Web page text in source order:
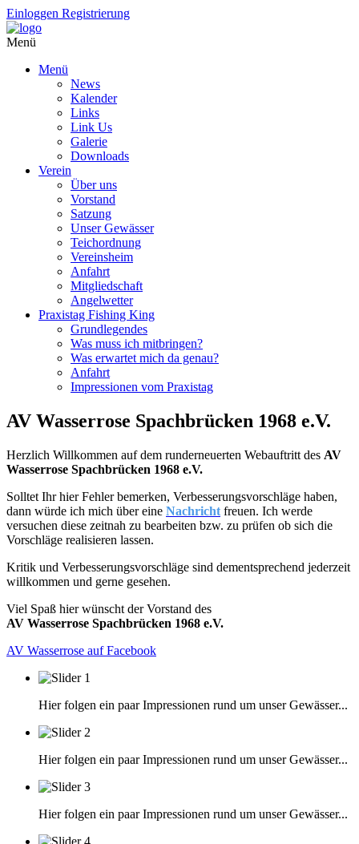
Einloggen Registrierung
Menü
Menü
News
Kalender
Links
Link Us
Galerie
Downloads
Verein
Über uns
Vorstand
Satzung
Unser Gewässer
Teichordnung
Vereinsheim
Anfahrt
Mitgliedschaft
Angelwetter
Praxistag Fishing King
Grundlegendes
Was muss ich mitbringen?
Was erwartet mich da genau?
Anfahrt
Impressionen vom Praxistag
AV Wasserrose Spachbrücken 1968 e.V.
Herzlich Willkommen auf dem runderneuerten Webauftritt des AV
Wasserrose Spachbrücken 1968 e.V.
Solltet Ihr hier Fehler bemerken, Verbesserungsvorschläge haben,
dann würde ich mich über eine Nachricht freuen. Ich werde
versuchen diese zeitnah zu bearbeiten bzw. zu prüfen ob sich die
Vorschläge realisieren lassen.
Kritik und Verbesserungsvorschläge sind dementsprechend jederzeit
willkommen und gerne gesehen.
Viel Spaß hier wünscht der Vorstand des
AV Wasserrose Spachbrücken 1968 e.V.
AV Wasserrose auf Facebook
Hier folgen ein paar Impressionen rund um unser Gewässer...
Hier folgen ein paar Impressionen rund um unser Gewässer...
Hier folgen ein paar Impressionen rund um unser Gewässer...